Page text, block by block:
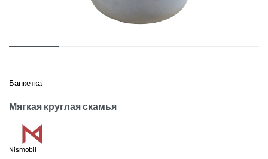
Банкетка
Мягкая круглая скамья
Nismobil